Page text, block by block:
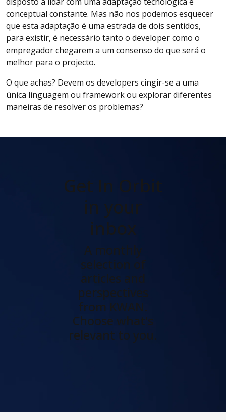
conceptual constante. Mas não nos podemos esquecer
que esta adaptação é uma estrada de dois sentidos,
para existir, é necessário tanto o developer como o
empregador chegarem a um consenso do que será o
melhor para o projecto.
O que achas? Devem os developers cingir-se a uma
única linguagem ou framework ou explorar diferentes
maneiras de resolver os problemas?
Get In Orbit
in your
inbox
A monthly
selection of
articles and
perspectives
from KWAN.
Choose what's
relevant to you.